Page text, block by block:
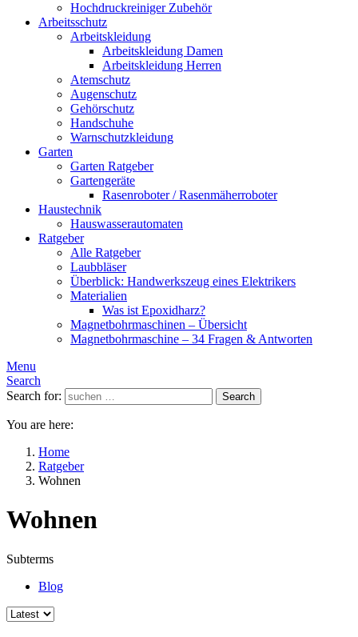
Hochdruckreiniger Zubehör
Arbeitsschutz
Arbeitskleidung
Arbeitskleidung Damen
Arbeitskleidung Herren
Atemschutz
Augenschutz
Gehörschutz
Handschuhe
Warnschutzkleidung
Garten
Garten Ratgeber
Gartengeräte
Rasenroboter / Rasenmäherroboter
Haustechnik
Hauswasserautomaten
Ratgeber
Alle Ratgeber
Laubbläser
Überblick: Handwerkszeug eines Elektrikers
Materialien
Was ist Epoxidharz?
Magnetbohrmaschinen – Übersicht
Magnetbohrmaschine – 34 Fragen & Antworten
Menu
Search
Search for:
Search
You are here:
Home
Ratgeber
Wohnen
Wohnen
Subterms
Blog